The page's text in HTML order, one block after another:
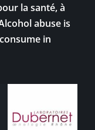
la santé, à
abuse is
in